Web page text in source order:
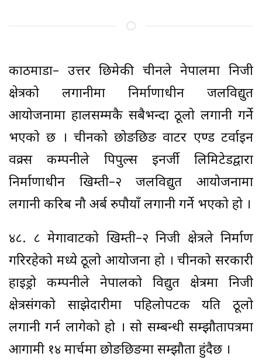
काठमाडौं– उत्तर छिमेकी चीनले नेपालमा निजी
क्षेत्रको लगानीमा निर्माणाधीन जलविद्युत
आयोजनामा हालसम्मकै सबैभन्दा ठूलो लगानी गर्ने
भएको छ । चीनको छोङछिङ वाटर एण्ड टर्वाइन
वक्र्स कम्पनीले पिपुल्स इनर्जी लिमिटेडद्वारा
निर्माणाधीन खिम्ती–२ जलविद्युत आयोजनामा
लगानी करिब नौ अर्ब रुपौयाँ लगानी गर्ने भएको हो ।
४८. ८ मेगावाटको खिम्ती–२ निजी क्षेत्रले निर्माण
गरिरहेको मध्ये ठूलो आयोजना हो । चीनको सरकारी
हाइड्रो कम्पनीले नेपालको विद्युत क्षेत्रमा निजी
क्षेत्रसंगको साझेदारीमा पहिलोपटक यति ठूलो
लगानी गर्न लागेको हो । सो सम्बन्धी सम्झौतापत्रमा
आगामी १४ मार्चमा छोङछिङमा सम्झौता हुंदैछ ।